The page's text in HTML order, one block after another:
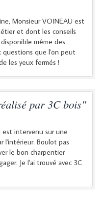
Monsieur VOINEAU est
et dont les conseils
même des
questions que l'on peut
les yeux fermés !
par 3C bois"
est intervenu sur une
l'intérieur. Boulot pas
le bon charpentier
Je l'ai trouvé avec 3C